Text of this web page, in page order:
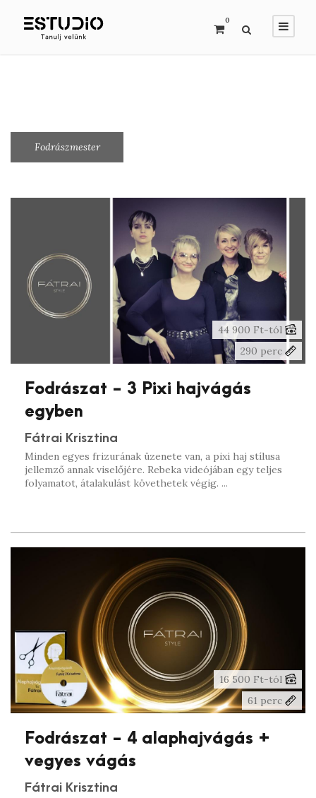
0
Fodrászmester
44 900 Ft-tól
290 perc
Fodrászat - 3 Pixi hajvágás
egyben
Fátrai Krisztina
Minden egyes frizurának üzenete van, a pixi haj stílusa
jellemző annak viselőjére. Rebeka videójában egy teljes
folyamatot, átalakulást követhetek végig. ...
Fodrászat - 4 alaphajvágás +
vegyes vágás
Fátrai Krisztina
16 500 Ft-tól
61 perc